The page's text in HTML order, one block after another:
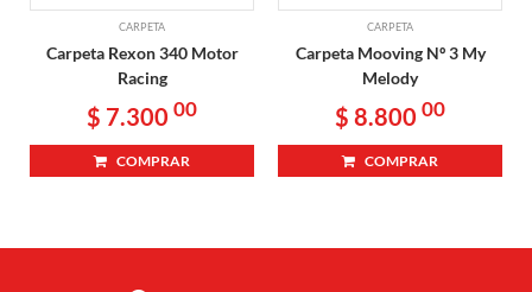
CARPETA
Carpeta Rexon 340 Motor
Racing
$ 7.300 00
COMPRAR
CARPETA
Carpeta Mooving Nº 3 My
Melody
$ 8.800 00
COMPRAR